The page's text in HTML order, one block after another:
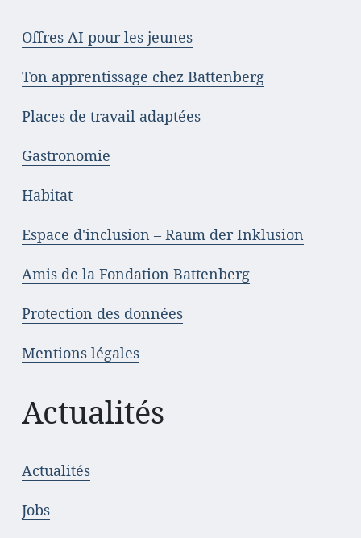
Offres AI pour les jeunes
Ton apprentissage chez Battenberg
Places de travail adaptées
Gastronomie
Habitat
Espace d'inclusion – Raum der Inklusion
Amis de la Fondation Battenberg
Protection des données
Mentions légales
Actualités
Actualités
Jobs